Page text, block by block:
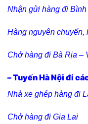
Nhận gửi hàng đi
Hàng nguyên chuyến,
Chở hàng đi Bà Rịa –
– Tuyến Hà Nội đi
Nhà xe ghép hàng đi
Chở hàng đi Gia Lai